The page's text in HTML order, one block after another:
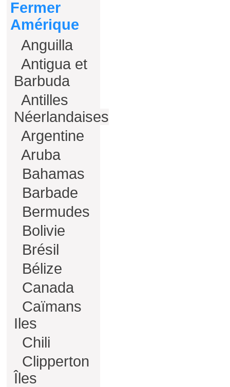
Amérique
Anguilla
Antigua et
Barbuda
Antilles
Néerlandaises
Argentine
Aruba
Bahamas
Barbade
Bermudes
Bolivie
Brésil
Bélize
Canada
Caïmans
Iles
Chili
Clipperton
Îles